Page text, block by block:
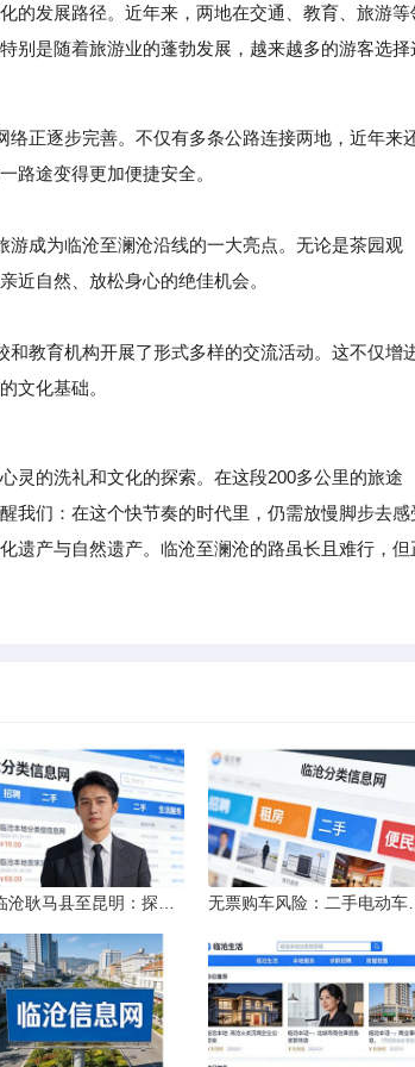
的发展路径。近年来，两地在交通、教育、旅游等
别是随着旅游业的蓬勃发展，越来越多的游客选择
正逐步完善。不仅有多条公路连接两地，近年来
路途变得更加便捷安全。
成为临沧至澜沧沿线的一大亮点。无论是茶园观
近自然、放松身心的绝佳机会。
教育机构开展了形式多样的交流活动。这不仅增
文化基础。
的洗礼和文化的探索。在这段200多公里的旅途
我们：在这个快节奏的时代里，仍需放慢脚步去感
遗产与自然遗产。临沧至澜沧的路虽长且难行，但